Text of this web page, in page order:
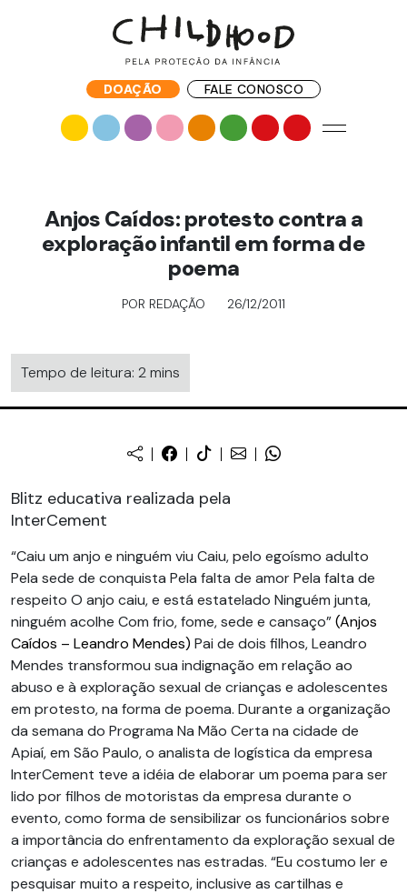
DOAÇÃO FALE CONOSCO
Anjos Caídos: protesto contra a
exploração infantil em forma de
poema
POR REDAÇÃO 26/12/2011
Tempo de leitura: 2 mins
Blitz educativa realizada pela
InterCement
“Caiu um anjo e ninguém viu Caiu, pelo egoísmo adulto
Pela sede de conquista Pela falta de amor Pela falta de
respeito O anjo caiu, e está estatelado Ninguém junta,
ninguém acolhe Com frio, fome, sede e cansaço”(Anjos
Caídos – Leandro Mendes) Pai de dois filhos, Leandro
Mendes transformou sua indignação em relação ao
abuso e à exploração sexual de crianças e adolescentes
em protesto, na forma de poema. Durante a organização
da semana do Programa Na Mão Certa na cidade de
Apiaí, em São Paulo, o analista de logística da empresa
InterCement teve a idéia de elaborar um poema para ser
lido por filhos de motoristas da empresa durante o
evento, como forma de sensibilizar os funcionários sobre
a importância do enfrentamento da exploração sexual de
crianças e adolescentes nas estradas. “Eu costumo ler e
pesquisar muito a respeito, inclusive as cartilhas e